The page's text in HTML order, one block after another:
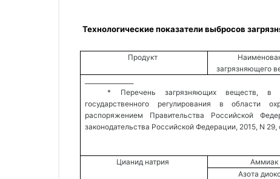
Технологические показатели выбросов
Продукт
загрязняющего
* Перечень загрязняющих веществ, в
государственного регулирования в области
распоряжением Правительства Российской
законодательства Российской Федерации, 2015, N 29,
Цианид натрия Аммиак
Азота